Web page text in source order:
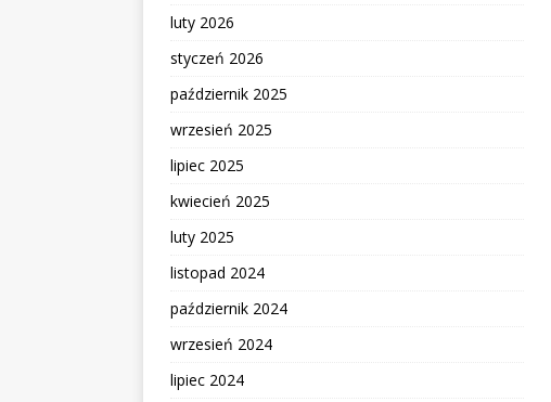
luty 2026
styczeń 2026
październik 2025
wrzesień 2025
lipiec 2025
kwiecień 2025
luty 2025
listopad 2024
październik 2024
wrzesień 2024
lipiec 2024